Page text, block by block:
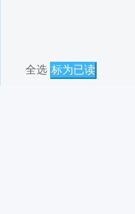
全选 标为已读